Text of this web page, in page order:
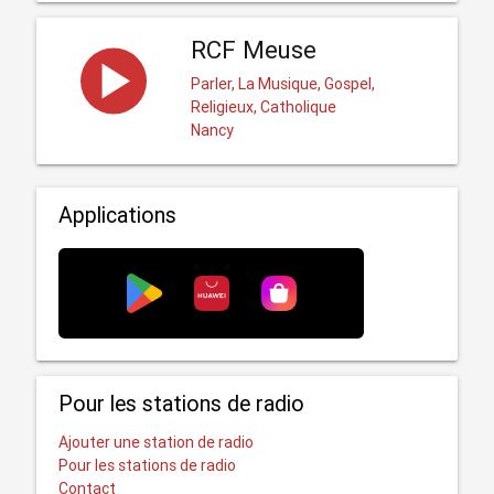
RCF Meuse
Parler, La Musique, Gospel,
Religieux, Catholique
Nancy
Applications
Pour les stations de radio
Ajouter une station de radio
Pour les stations de radio
Contact